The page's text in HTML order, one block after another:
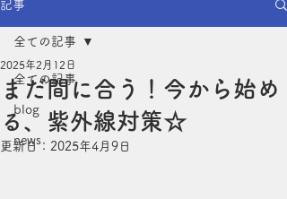
記事
全ての記事
blog
news
全ての記事
まだ間に合う！今から始め
る、紫外線対策☆
2025年2月12日
更新日： 2025年4月9日